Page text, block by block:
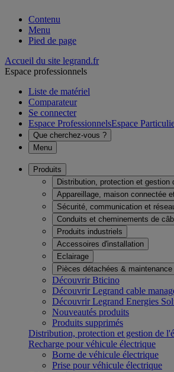
Contenu
Menu
Pied de page
Accueil du site legrand.fr
Espace professionnels
Liste de matériel
Comparateur
Se connecter
Espace ProfessionnelsEspace
Que cherchez-vous ?
Menu
Produits
Distribution, protection et gestion
Appareillage, maison connectée
Sécurité, communication et
Conduits et cheminements de
Produits industriels
Accessoires d'installation
Eclairage
Pièces détachées & maintenance
Découvrir Bticino
Découvrir Legrand cable
Découvrir Legrand Energies
Nouveautés produits
Produits supprimés
Distribution, protection et gestion de
Recharge pour véhicule électrique
Borne de véhicule électrique
Prise pour véhicule électrique